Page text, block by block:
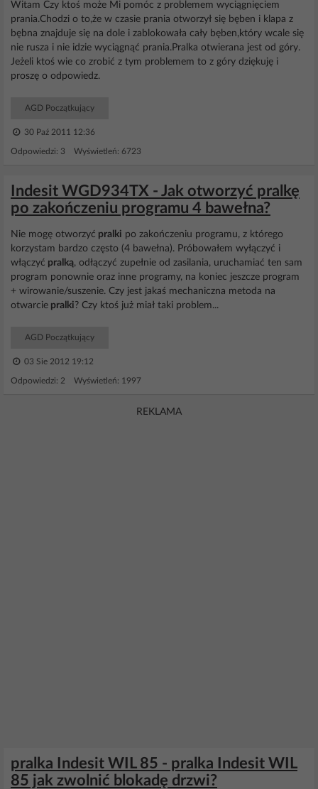
Witam Czy ktoś może Mi pomóc z problemem wyciągnięciem
prania.Chodzi o to,że w czasie prania otworzył się bęben i klapa z
bębna znajduje się na dole i zablokowała cały bęben,który wcale się
nie rusza i nie idzie wyciągnąć prania.Pralka otwierana jest od góry.
Jeżeli ktoś wie co zrobić z tym problemem to z góry dziękuję i
proszę o odpowiedz.
AGD Początkujący
30 Paź 2011 12:36
Odpowiedzi: 3 Wyświetleń: 6723
Indesit WGD934TX - Jak otworzyć pralkę
po zakończeniu programu 4 bawełna?
Nie mogę otworzyć pralki po zakończeniu programu, z którego
korzystam bardzo często (4 bawełna). Próbowałem wyłączyć i
włączyć pralką, odłączyć zupełnie od zasilania, uruchamiać ten sam
program ponownie oraz inne programy, na koniec jeszcze program
+ wirowanie/suszenie. Czy jest jakaś mechaniczna metoda na
otwarcie pralki? Czy ktoś już miał taki problem...
AGD Początkujący
03 Sie 2012 19:12
Odpowiedzi: 2 Wyświetleń: 1997
REKLAMA
pralka Indesit WIL 85 - pralka Indesit WIL
85 jak zwolnić blokadę drzwi?